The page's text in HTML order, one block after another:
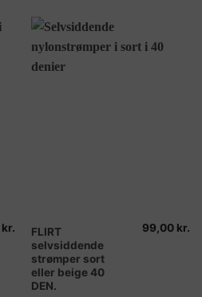
vælges
varesiden
kr.
FLIRT
selvsiddende
strømper sort
eller beige 40
DEN.
99,00 kr.
Dette
vare
har
flere